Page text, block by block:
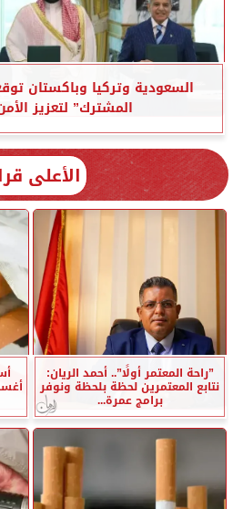
السعودية وتركيا وباكستان
المشترك” لتعزيز
الأعلى
”راحة المعتمر أولًا”.. أحمد الريان:
نتابع المعتمرين لحظة بلحظة ونوفر
برامج عمرة...